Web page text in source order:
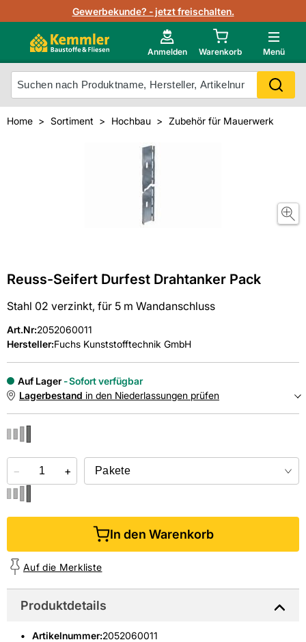
Gewerbekunde? - jetzt freischalten.
Anmelden Warenkorb Menü
Lagerbestand in Echtzeit
Nutzerverwaltung
Photovoltaik Konfigurator
Technische Daten & Merkblätter
Neu im Onlineshop?
Mein Konto
Home Sortiment Hochbau Zubehör für Mauerwerk
Reuss-Seifert Durfest Drahtanker Pack
Stahl 02 verzinkt, für 5 m Wandanschluss
Art.Nr:2052060011
Hersteller:Fuchs Kunststofftechnik GmbH
Auf Lager
Sofort verfügbar
Lagerbestand in den Niederlassungen prüfen
Online kaufen &kostenlos
− +
In den Warenkorb
Auf die Merkliste
Produktdetails
Artikelnummer:2052060011